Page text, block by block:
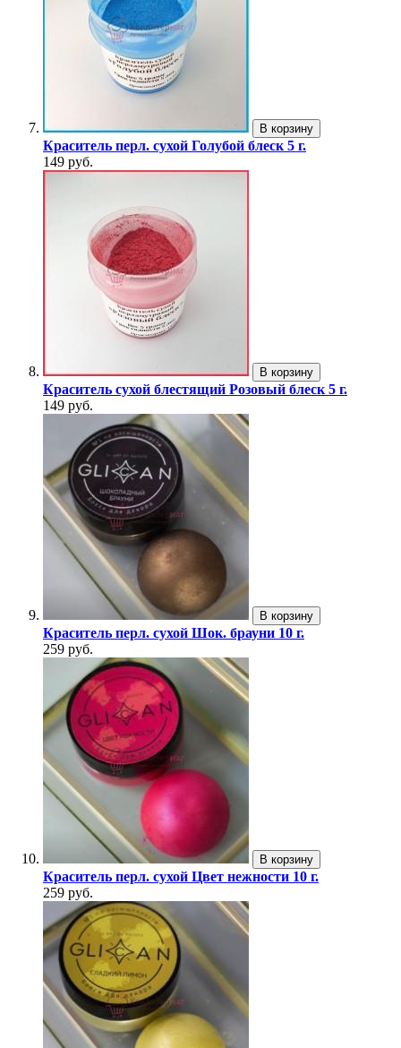
В корзину
Краситель перл. сухой Голубой блеск 5 г.
149 руб.
В корзину
Краситель сухой блестящий Розовый блеск 5 г.
149 руб.
В корзину
Краситель перл. сухой Шок. брауни 10 г.
259 руб.
В корзину
Краситель перл. сухой Цвет нежности 10 г.
259 руб.